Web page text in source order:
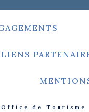
LIENS
Office de Tourisme